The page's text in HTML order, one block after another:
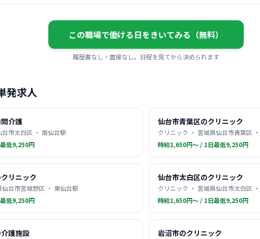
この職場で働ける日をきいてみる（無料）
履歴書なし・面接なし。日程を見てから決められます
発求人
介護
市太白区 ・ 南仙台駅
低9,250円
仙台市青葉区のクリニック
クリニック ・ 宮城県仙台市青葉区
時給1,650円〜 / 1日最低9,250円
リニック
台市宮城野区 ・ 東仙台駅
低9,250円
仙台市太白区のクリニック
クリニック ・ 宮城県仙台市太白区
時給1,650円〜 / 1日最低9,250円
護施設 岩沼市のクリニック